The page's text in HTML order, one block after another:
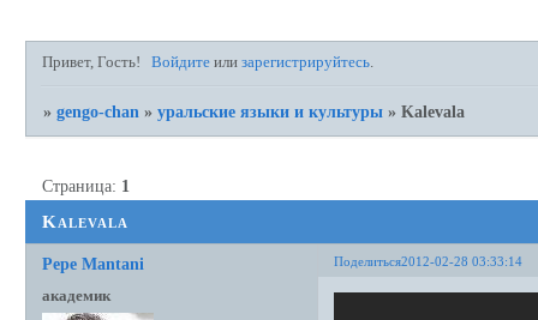
Привет, Гость! Войдите илизарегистрируйтесь.
»gengo-chan »уральские языки и культуры »Kalevala
Kalevala
Страница: 1
Поделиться2012-02-28 03:33:14
Pepe Mantani
академик